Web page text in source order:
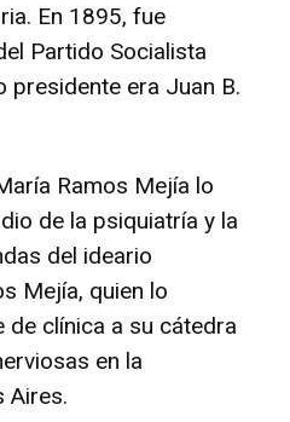
En 1895, fue
Partido Socialista
presidente era Juan B.
Ramos Mejía lo
de la psiquiatría y la
del ideario
Mejía, quien lo
clínica a su cátedra
en la
Aires.